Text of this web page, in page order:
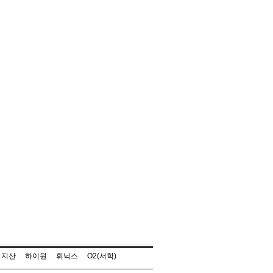
지산 하이원 휘닉스 O2(서학)